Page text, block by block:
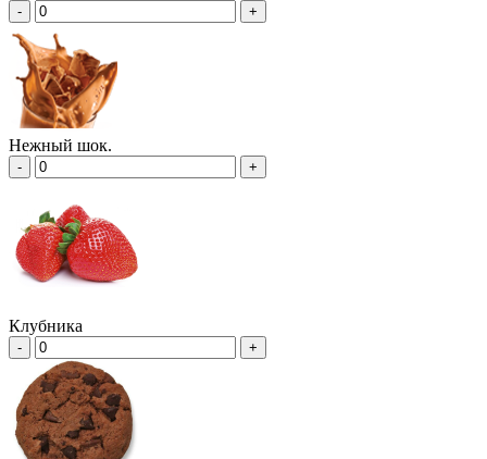
- +
Нежный шок.
- +
Клубника
- +